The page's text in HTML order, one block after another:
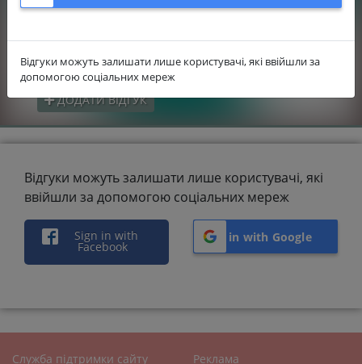
0.0
Гнучкість виконання робіт 0.0
ДОДАТИ ВІДГУК
Відгуки можуть залишати лише користувачі, які
ввійшли за допомогою соціальних мереж
Sign in with
Facebook
Sign in with Google
Відгуки можуть залишати лише користувачі, які ввійшли за
допомогою соціальних мереж
Служба підтримки сайту Реклама